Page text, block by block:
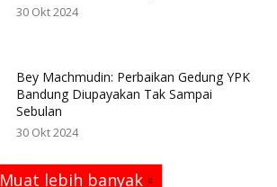
30 Okt 2024
Bey Machmudin: Perbaikan Gedung YPK
Bandung Diupayakan Tak Sampai
Sebulan
30 Okt 2024
Muat lebih banyak